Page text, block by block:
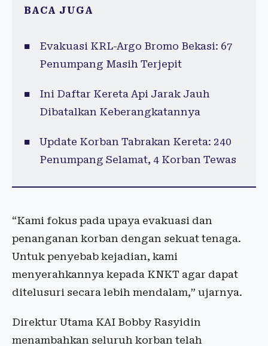
BACA JUGA
Evakuasi KRL-Argo Bromo Bekasi: 67
Penumpang Masih Terjepit
Ini Daftar Kereta Api Jarak Jauh
Dibatalkan Keberangkatannya
Update Korban Tabrakan Kereta: 240
Penumpang Selamat, 4 Korban Tewas
“Kami fokus pada upaya evakuasi dan
penanganan korban dengan sekuat tenaga.
Untuk penyebab kejadian, kami
menyerahkannya kepada KNKT agar dapat
ditelusuri secara lebih mendalam,” ujarnya.
Direktur Utama KAI Bobby Rasyidin
menambahkan seluruh korban telah